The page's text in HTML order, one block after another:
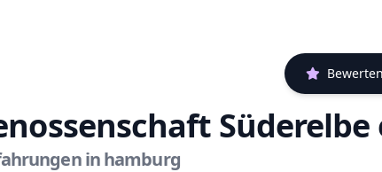
Bewerten
Süderelbe
in hamburg